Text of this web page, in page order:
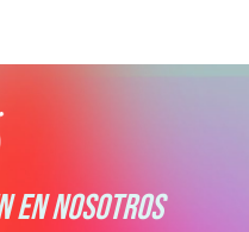
EN NOSOTROS